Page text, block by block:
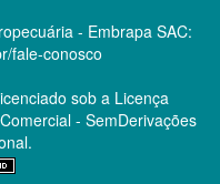
- Embrapa SAC:
fale-conosco
sob a Licença
- SemDerivações